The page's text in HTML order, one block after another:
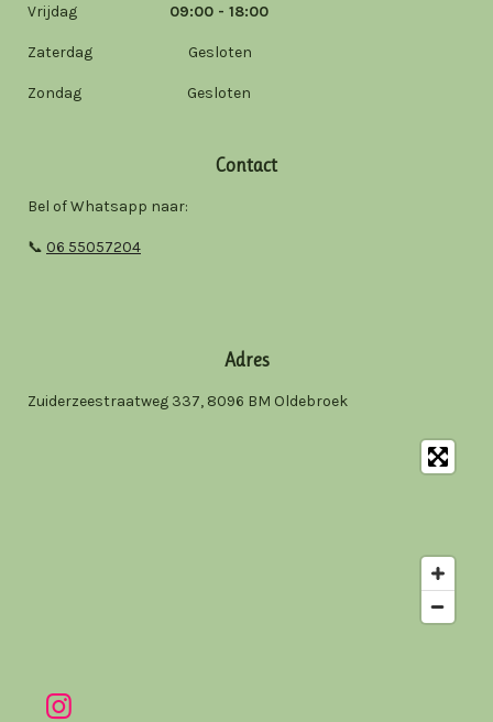
Vrijdag 09:00 - 18:00
Zaterdag Gesloten
Zondag Gesloten
Contact
Bel of Whatsapp naar:
📞 06 55057204
Adres
Zuiderzeestraatweg 337, 8096 BM Oldebroek